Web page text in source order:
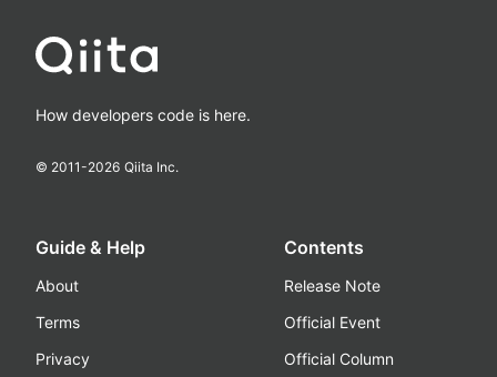
How developers code is here.
© 2011-2026 Qiita Inc.
Guide & Help
About
Terms
Privacy
Contents
Release Note
Official Event
Official Column